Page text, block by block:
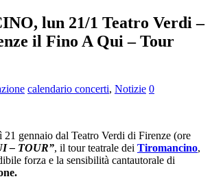
lun 21/1 Teatro Verdi –
il Fino A Qui – Tour
calendario concerti, Notizie 0
21 gennaio dal Teatro Verdi di Firenze (ore
– TOUR”, il tour teatrale dei Tiromancino,
forza e la sensibilità cantautorale di